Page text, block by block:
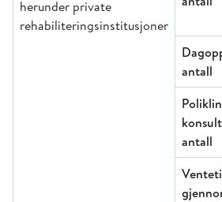
herunder private
rehabiliteringsinstitusjoner
antall
antall